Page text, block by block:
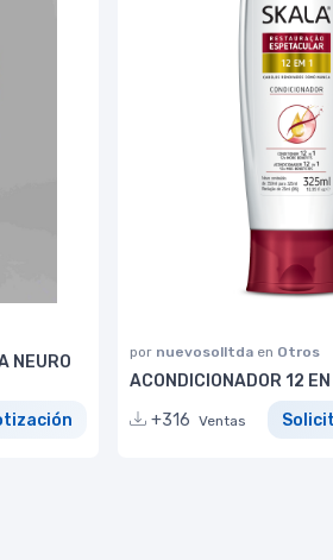
NEURO por nuevosolltda en Otros
ACONDICIONADOR 12
+316 Ventas